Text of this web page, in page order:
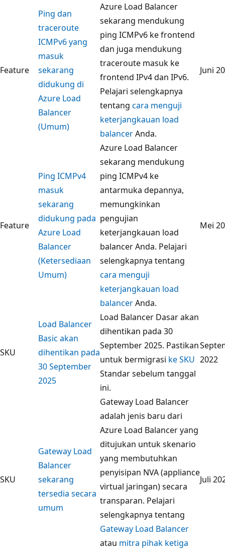
Feature
Ping dan
traceroute
ICMPv6 yang
masuk
sekarang
didukung di
Azure Load
Balancer
(Umum)
Azure Load Balancer
sekarang mendukung
ping ICMPv6 ke frontend
dan juga mendukung
traceroute masuk ke
frontend IPv4 dan IPv6.
Pelajari selengkapnya
tentang cara menguji
keterjangkauan load
balancerAnda.
Juni
Feature
Ping ICMPv4
masuk
sekarang
didukung pada
Azure Load
Balancer
(Ketersediaan
Umum)
Azure Load Balancer
sekarang mendukung
ping ICMPv4 ke
antarmuka depannya,
memungkinkan
pengujian
keterjangkauan load
balancer Anda. Pelajari
selengkapnya tentang
cara menguji
keterjangkauan load
balancerAnda.
Mei
SKU
Load Balancer
Basic akan
dihentikan pada
30 September
2025
Load Balancer Dasar akan
dihentikan pada 30
September 2025. Pastikan
untuk bermigrasi ke SKU
Standar sebelum tanggal
ini.
2022
SKU
Gateway Load
Balancer
sekarang
tersedia secara
umum
Gateway Load Balancer
adalah jenis baru dari
Azure Load Balancer yang
ditujukan untuk skenario
yang membutuhkan
penyisipan NVA (appliance
virtual jaringan) secara
transparan. Pelajari
selengkapnya tentang
Gateway Load Balancer
atau mitra pihak ketiga
Juli